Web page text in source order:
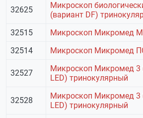
32625
Микроскоп
(вариант DF)
32515
Микроскоп Микромед
32514
Микроскоп Микромед
32527
Микроскоп Микромед
LED) тринокулярный
32528
Микроскоп Микромед
LED) тринокулярный